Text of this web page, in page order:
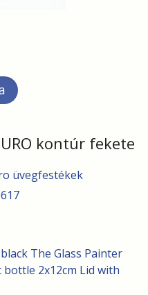
kontúr fekete
üvegfestékek
The Glass Painter
2x12cm Lid with